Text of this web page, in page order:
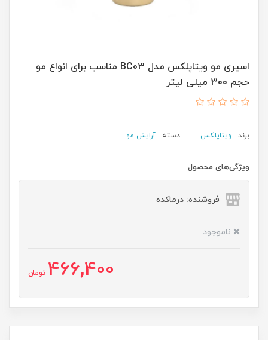
اسپری مو ویتاپلکس مدل BC03 مناسب برای انواع مو
حجم 300 میلی لیتر
برند : ویتاپلکس دسته : آرایش مو
ویژگی‌های محصول
فروشنده: درماکده
ناموجود
466,400 تومان